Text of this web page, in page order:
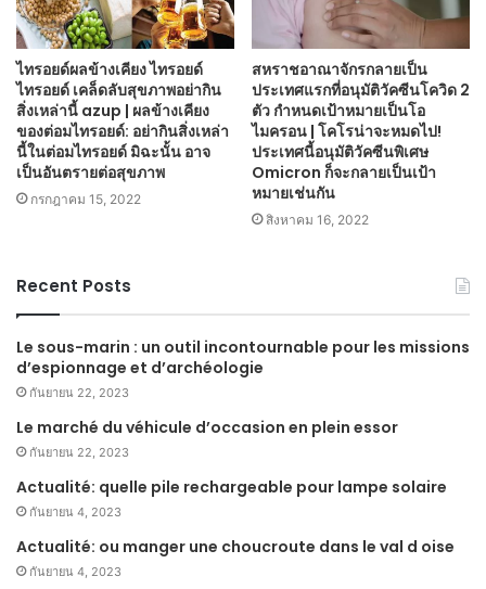
ไทรอยด์ผลข้างเคียง ไทรอยด์
ไทรอยด์ เคล็ดลับสุขภาพอย่ากิน
สิ่งเหล่านี้ azup | ผลข้างเคียง
ของต่อมไทรอยด์: อย่ากินสิ่งเหล่า
นี้ในต่อมไทรอยด์ มิฉะนั้น อาจ
เป็นอันตรายต่อสุขภาพ
กรกฎาคม 15, 2022
สหราชอาณาจักรกลายเป็น
ประเทศแรกที่อนุมัติวัคซีนโควิด 2
ตัว กำหนดเป้าหมายเป็นโอ
ไมครอน | โคโรน่าจะหมดไป!
ประเทศนี้อนุมัติวัคซีนพิเศษ
Omicron ก็จะกลายเป็นเป้า
หมายเช่นกัน
สิงหาคม 16, 2022
Recent Posts
Le sous-marin : un outil incontournable pour les missions
d’espionnage et d’archéologie
กันยายน 22, 2023
Le marché du véhicule d’occasion en plein essor
กันยายน 22, 2023
Actualité: quelle pile rechargeable pour lampe solaire
กันยายน 4, 2023
Actualité: ou manger une choucroute dans le val d oise
กันยายน 4, 2023